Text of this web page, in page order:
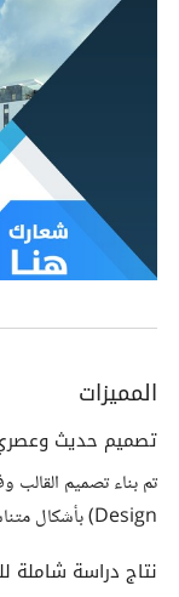
المميزات
تصميم حديث
Design) بأشكال متناسبة وتناغم في الأحجام والألوان.
نتاج دراسة شاملة